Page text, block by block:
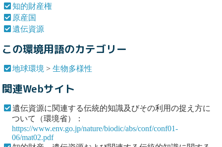
知的財産権
原産国
遺伝資源
この環境用語のカテゴリー
地球環境 >生物多様性
関連Webサイト
遺伝資源に関連する伝統的知識及びその利用の捉え方に
ついて（環境省）：
https://www.env.go.jp/nature/biodic/abs/conf/conf01-
06/mat02.pdf